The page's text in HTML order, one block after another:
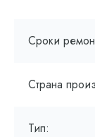
Сроки
Страна
Тип: